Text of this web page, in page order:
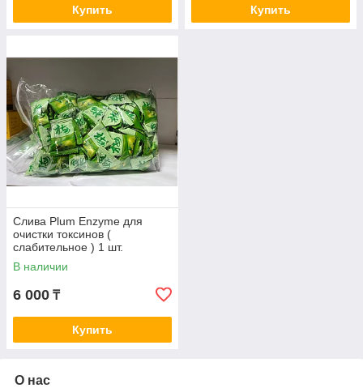
Купить Купить
Слива Plum Enzyme для
очистки токсинов (
слабительное ) 1 шт.
В наличии
6 000 ₸
Купить
О нас